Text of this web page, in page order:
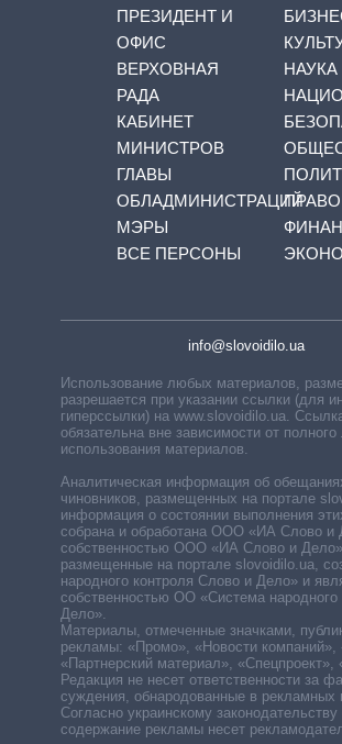
ПРЕЗИДЕНТ И
ОФИС
ВЕРХОВНАЯ
РАДА
КАБИНЕТ
МИНИСТРОВ
ГЛАВЫ
ОБЛАДМИНИСТРАЦИЙ
МЭРЫ
ВСЕ ПЕРСОНЫ
НАУКА
ПРАВО
info@slovoidilo.ua
Использование любых материалов,
разрешается при указании ссылки (для
гиперссылки) на www.slovoidilo.ua.
обязательна вне зависимости от полного
использования материалов.
Аналитическая информация об
чиновников, размещенных на портале
информация о состоянии выполнения
собрана и обработана ООО «ИА Слово и
собственностью ООО «ИА Слово и
размещенные на портале slovoidilo.ua,
народного контроля Слово и Дело» и
собственностью ОО «Система народного
Дело».
Материалы, отмеченные значками,
рекламы: «Промо», «Новости компаний»,
«Партнерский материал», «Спецпроект»,
Редакция не несет ответственности за
суждения, обнародованные в рекламных
Согласно украинскому законодательству
содержание рекламы несет